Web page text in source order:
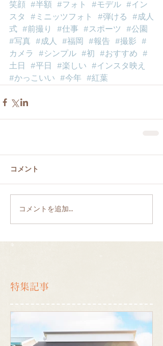
笑顔
#半額 #フォト #モデル #イン
スタ
#ミニッツフォト #弾ける
#成人
式 #前撮り #仕事 #スポーツ
#公園
#写真 #成人 #福岡 #報告 #撮影
#
カメラ
#シンプル #初 #おすすめ
#
土日
#平日 #楽しい
#インスタ映え
#かっこいい
#今年 #紅葉
コメント
コメントを追加…
特集記事